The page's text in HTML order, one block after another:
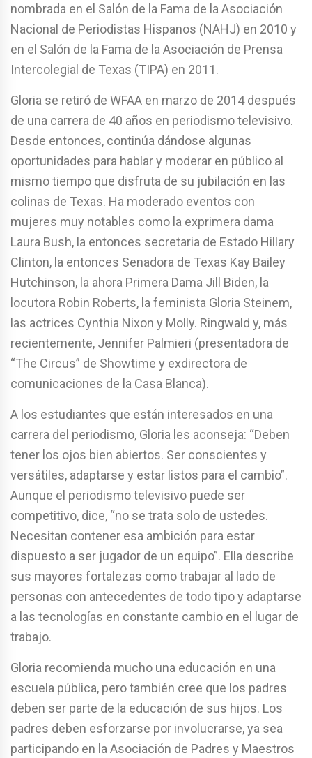
nombrada en el Salón de la Fama de la Asociación
Nacional de Periodistas Hispanos (NAHJ) en 2010 y
en el Salón de la Fama de la Asociación de Prensa
Intercolegial de Texas (TIPA) en 2011.
Gloria se retiró de WFAA en marzo de 2014 después
de una carrera de 40 años en periodismo televisivo.
Desde entonces, continúa dándose algunas
oportunidades para hablar y moderar en público al
mismo tiempo que disfruta de su jubilación en las
colinas de Texas. Ha moderado eventos con
mujeres muy notables como la exprimera dama
Laura Bush, la entonces secretaria de Estado Hillary
Clinton, la entonces Senadora de Texas Kay Bailey
Hutchinson, la ahora Primera Dama Jill Biden, la
locutora Robin Roberts, la feminista Gloria Steinem,
las actrices Cynthia Nixon y Molly. Ringwald y, más
recientemente, Jennifer Palmieri (presentadora de
“The Circus” de Showtime y exdirectora de
comunicaciones de la Casa Blanca).
A los estudiantes que están interesados en una
carrera del periodismo, Gloria les aconseja: “Deben
tener los ojos bien abiertos. Ser conscientes y
versátiles, adaptarse y estar listos para el cambio”.
Aunque el periodismo televisivo puede ser
competitivo, dice, “no se trata solo de ustedes.
Necesitan contener esa ambición para estar
dispuesto a ser jugador de un equipo”. Ella describe
sus mayores fortalezas como trabajar al lado de
personas con antecedentes de todo tipo y adaptarse
a las tecnologías en constante cambio en el lugar de
trabajo.
Gloria recomienda mucho una educación en una
escuela pública, pero también cree que los padres
deben ser parte de la educación de sus hijos. Los
padres deben esforzarse por involucrarse, ya sea
participando en la Asociación de Padres y Maestros